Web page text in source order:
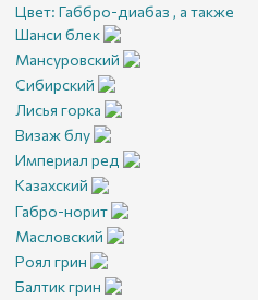
Цвет: Габбро-диабаз , а также
Шанси блек
Мансуровский
Сибирский
Лисья горка
Визаж блу
Империал ред
Казахский
Габро-норит
Масловский
Роял грин
Балтик грин